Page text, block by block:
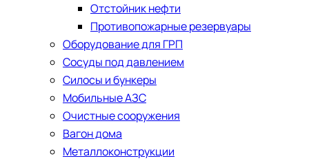
​Отстойник нефти
Противопожарные резервуары
Оборудование для ГРП
Сосуды под давлением
Силосы и бункеры
Мобильные АЗС
Очистные сооружения
Вагон дома
Металлоконструкции